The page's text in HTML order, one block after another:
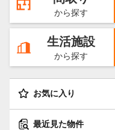
から探す
生活施設
から探す
お気に入り
最近見た物件